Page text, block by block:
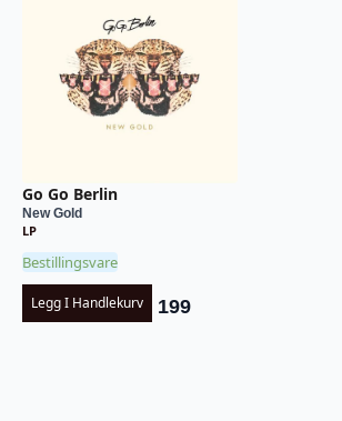
Go Go Berlin
New Gold
LP
Bestillingsvare
Legg I Handlekurv 199